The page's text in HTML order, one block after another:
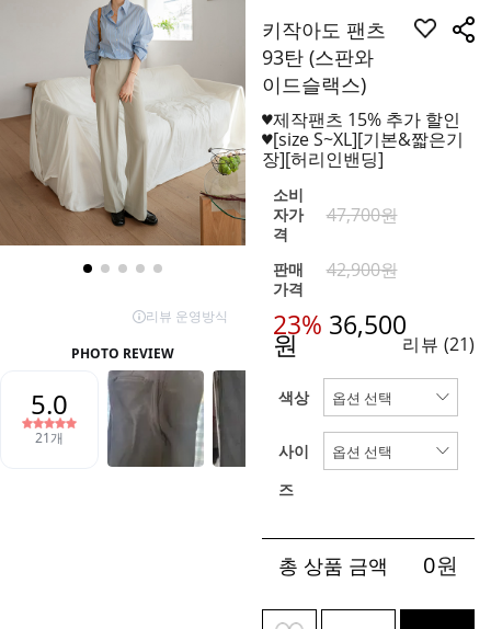
키작아도 팬츠
93탄 (스판와
이드슬랙스)
♥제작팬츠 15% 추가 할인
♥[size S~XL][기본&짧은기
장][허리인밴딩]
소비
자가
격
47,700원
판매
가격
42,900원
23% 36,500
원 리뷰 (21)
색상
사이
즈
총 상품 금액 0원